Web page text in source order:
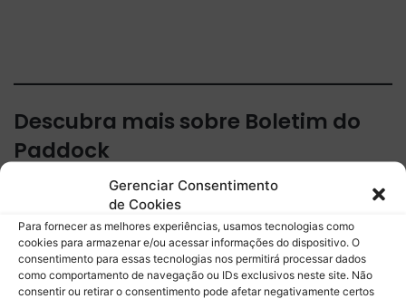
Gerenciar Consentimento
de Cookies
Para fornecer as melhores experiências, usamos tecnologias como
cookies para armazenar e/ou acessar informações do dispositivo. O
consentimento para essas tecnologias nos permitirá processar dados
como comportamento de navegação ou IDs exclusivos neste site. Não
consentir ou retirar o consentimento pode afetar negativamente certos
Descubra mais sobre Boletim do
Paddock
Assine para receber nossas notícias mais recentes por e-
Digite seu e-mail…
Assinar